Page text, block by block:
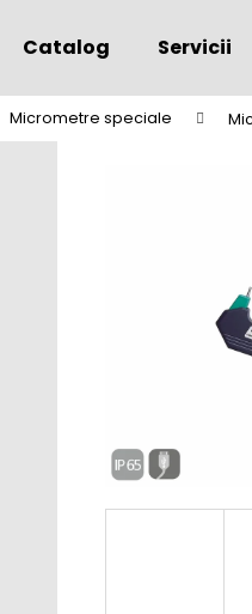
Catalog Servicii
Micrometre specialeCe
Vă